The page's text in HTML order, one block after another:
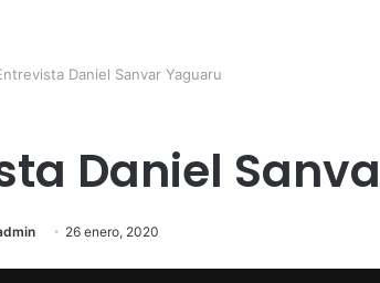
Daniel Sanvar Yaguaru
Daniel
26 enero, 2020